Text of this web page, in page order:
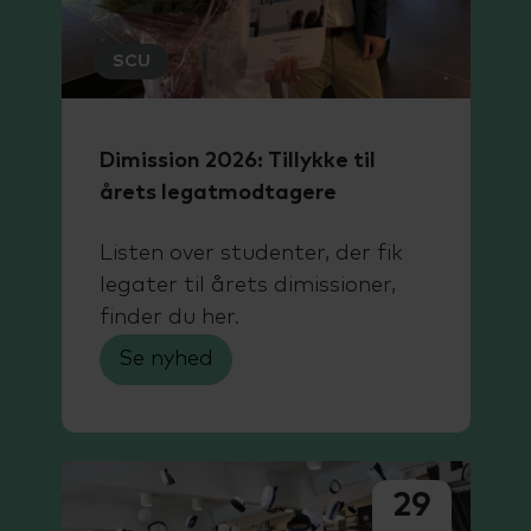
SCU
Dimission 2026: Tillykke til
årets legatmodtagere
Listen over studenter, der fik
legater til årets dimissioner,
finder du her.
Se nyhed
29